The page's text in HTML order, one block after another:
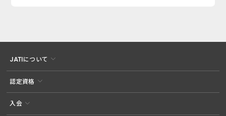
JATIについて
認定資格
入会